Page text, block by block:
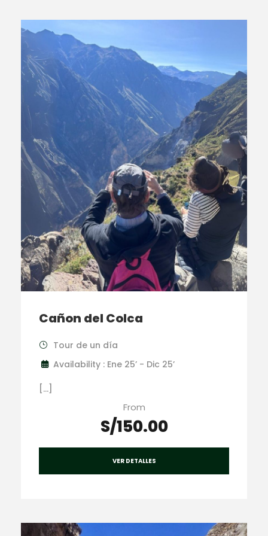
Cañon del Colca
Tour de un día
Availability : Ene 25’ - Dic 25’
[…]
From
S/150.00
VER DETALLES